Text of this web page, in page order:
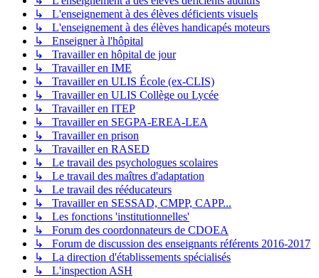
↳ L'enseignement à des élèves déficients visuels
↳ L'enseignement à des élèves handicapés moteurs
↳ Enseigner à l'hôpital
↳ Travailler en hôpital de jour
↳ Travailler en IME
↳ Travailler en ULIS École (ex-CLIS)
↳ Travailler en ULIS Collège ou Lycée
↳ Travailler en ITEP
↳ Travailler en SEGPA-EREA-LEA
↳ Travailler en prison
↳ Travailler en RASED
↳ Le travail des psychologues scolaires
↳ Le travail des maîtres d'adaptation
↳ Le travail des rééducateurs
↳ Travailler en SESSAD, CMPP, CAPP...
↳ Les fonctions 'institutionnelles'
↳ Forum des coordonnateurs de CDOEA
↳ Forum de discussion des enseignants référents 2016-2017
↳ La direction d'établissements spécialisés
↳ L'inspection ASH